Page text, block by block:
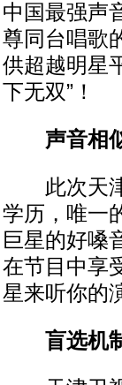
中国最强声
尊同台唱歌
供超越明星
下无双”！
声音相
此次天津
学历，唯一
巨星的好嗓
在节目中享
星来听你的
盲选机